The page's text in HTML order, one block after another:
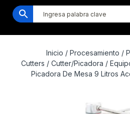
Inicio / Procesamiento /
Cutters / Cutter/Picadora /
Picadora De Mesa 9 Litros